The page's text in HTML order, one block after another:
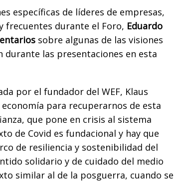
específicas de líderes de empresas,
frecuentes durante el Foro, Eduardo
sobre algunas de las visiones
durante las presentaciones en esta
por el fundador del WEF, Klaus
para recuperarnos de esta
que pone en crisis al sistema
de Covid es fundacional y hay que
de resiliencia y sostenibilidad del
solidario y de cuidado del medio
similar al de la posguerra, cuando se